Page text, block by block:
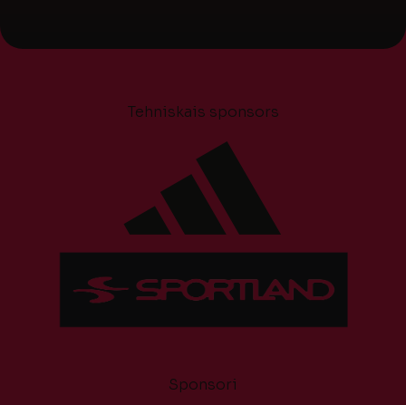
Tehniskais sponsors
Sponsori